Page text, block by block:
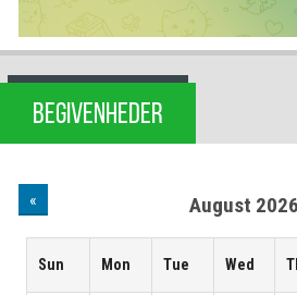
BEGIVENHEDER
« August 2026
Sun Mon Tue Wed